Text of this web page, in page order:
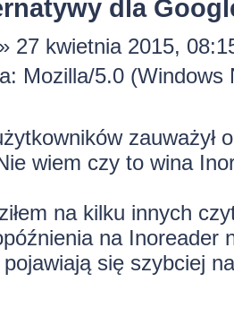
dla
27 kwietnia 2015,
Mozilla/5.0
zauważył
wiem czy to wina
na kilku innych
na Inoreader
się szybciej